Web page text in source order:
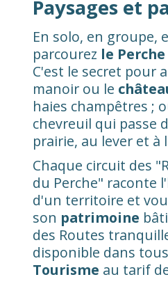
Paysages et
En solo, en groupe,
parcourez le Perche
C'est le secret pour
manoir ou le
haies champêtres ;
chevreuil qui passe
prairie, au lever et
Chaque circuit des
du Perche" raconte
d'un territoire et
son patrimoine
des Routes
disponible dans
Tourisme au tarif